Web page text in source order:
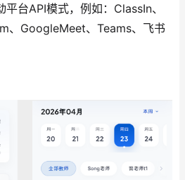
台API模式，例如：ClassIn、
、GoogleMeet、Teams、飞书